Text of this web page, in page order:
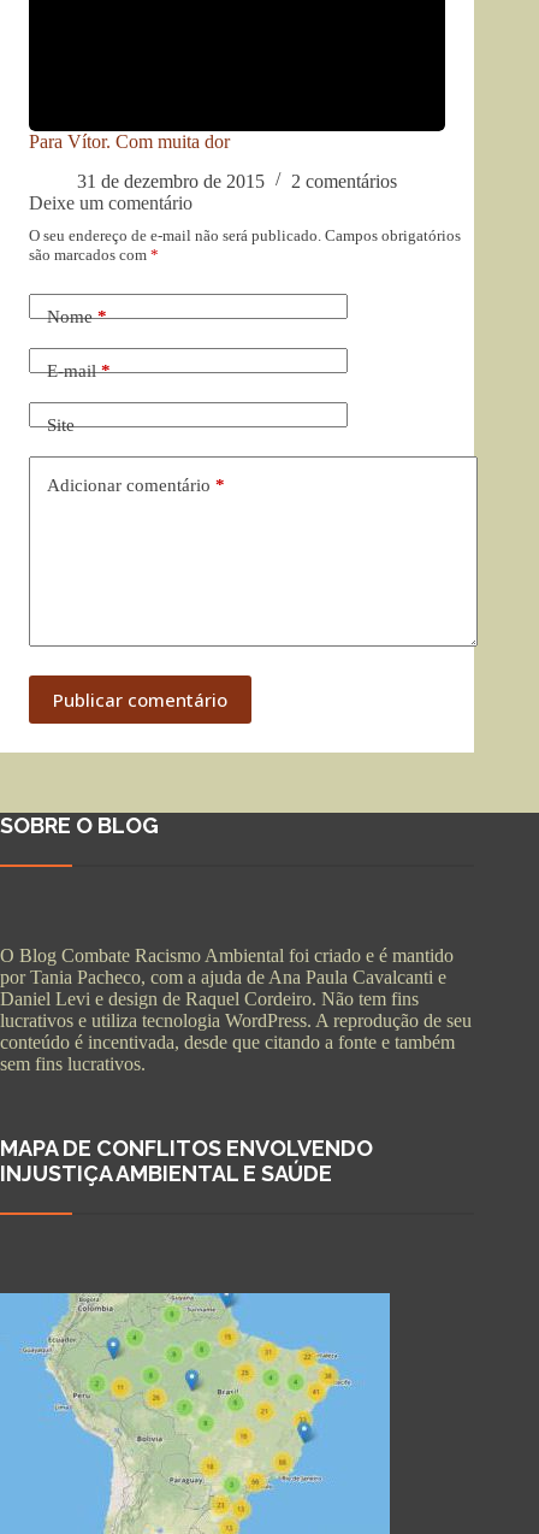
Para Vítor. Com muita dor
31 de dezembro de 2015
2 comentários
Deixe um comentário
O seu endereço de e-mail não será publicado. Campos obrigatórios
são marcados com *
Nome*
E-mail*
Site
Adicionar comentário *
Publicar comentário
SOBRE O BLOG
O Blog Combate Racismo Ambiental foi criado e é mantido
por Tania Pacheco, com a ajuda de Ana Paula Cavalcanti e
Daniel Levi e design de Raquel Cordeiro. Não tem fins
lucrativos e utiliza tecnologia WordPress. A reprodução de seu
conteúdo é incentivada, desde que citando a fonte e também
sem fins lucrativos.
MAPA DE CONFLITOS ENVOLVENDO
INJUSTIÇA AMBIENTAL E SAÚDE